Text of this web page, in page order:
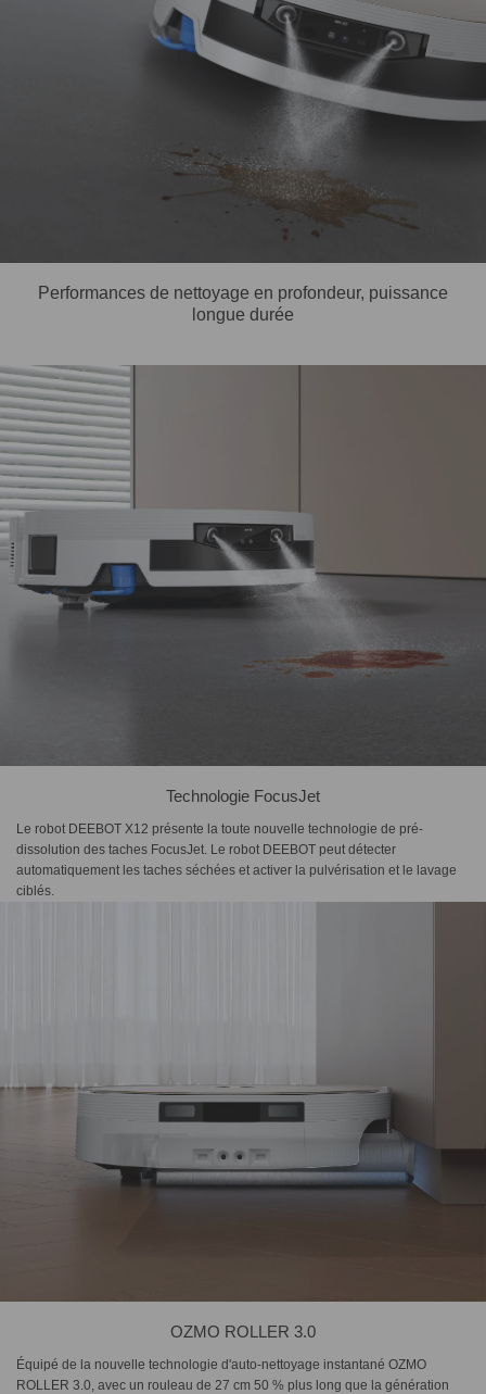
Performances de nettoyage en profondeur, puissance
longue durée
Technologie FocusJet
Le robot DEEBOT X12 présente la toute nouvelle technologie de pré-
dissolution des taches FocusJet. Le robot DEEBOT peut détecter
automatiquement les taches séchées et activer la pulvérisation et le lavage
ciblés.
OZMO ROLLER 3.0
Équipé de la nouvelle technologie d'auto-nettoyage instantané OZMO
ROLLER 3.0, avec un rouleau de 27 cm 50 % plus long que la génération